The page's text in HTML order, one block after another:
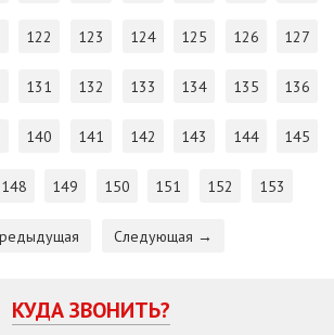
122 123 124 125 126 127
131 132 133 134 135 136
140 141 142 143 144 145
148 149 150 151 152 153
Следующая →
КУДА ЗВОНИТЬ?